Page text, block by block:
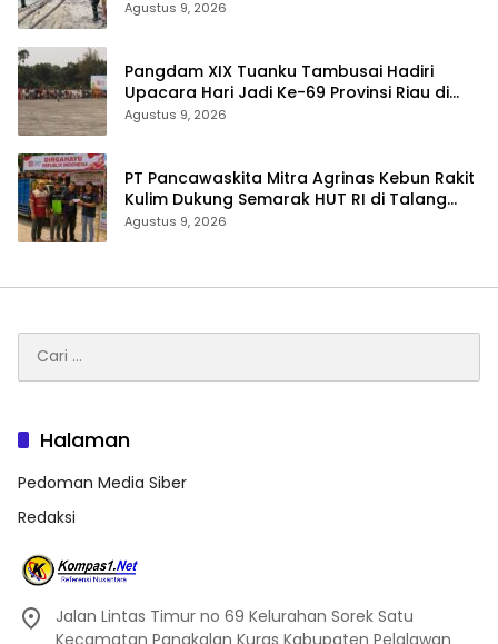
Masjid Al-Hikmah di Kapuas Hulu
Agustus 9, 2026
Pangdam XIX Tuanku Tambusai Hadiri
Upacara Hari Jadi Ke-69 Provinsi Riau di
Pekanbaru
Agustus 9, 2026
‎PT Pancawaskita Mitra Agrinas Kebun Rakit
Kulim Dukung Semarak HUT RI di Talang
Perigi
Agustus 9, 2026
untuk:
Halaman
Pedoman Media Siber
Redaksi
Jalan Lintas Timur no 69 Kelurahan Sorek Satu
Kecamatan Pangkalan Kuras Kabupaten Pelalawan